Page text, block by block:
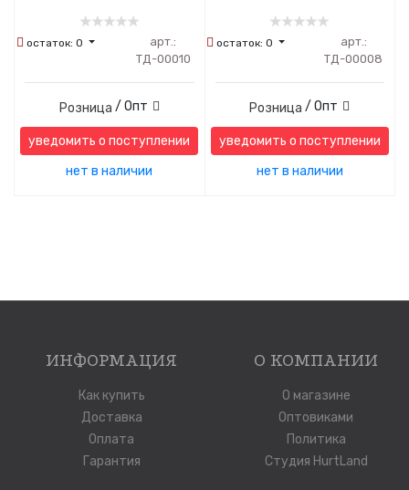
остаток: 0
арт.:
ТД-00010
Розница / Опт
уведомить о поступлении
нет в наличии
остаток:0
арт.:
ТД-00008
Розница / Опт
уведомить о поступлении
нет в наличии
ИНФОРМАЦИЯ
Как купить
Доставка
Оплата
Гарантия
О КОМПАНИИ
О магазине
Оптовиками
Политика
Студия HurtLand